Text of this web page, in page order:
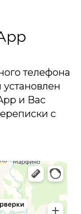
телефона
и Вас
с